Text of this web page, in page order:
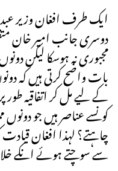
ایک طرف افغان وزیر
دوسری جانب امیر خان
مجبوری نہ ہوسکا لیکن
بات واضح کرتی ہیں کہ
کے لیے مل کر اتفاقیہ طور
کونسے عناصر ہیں جو
چاہتے؟ لہذا افغان
سے سوچتے ہوئے انکے